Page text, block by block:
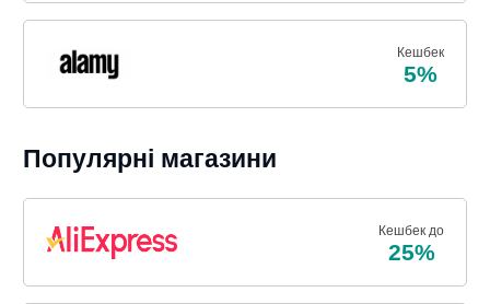
Кешбек
5%
Популярні магазини
Кешбек до
25%